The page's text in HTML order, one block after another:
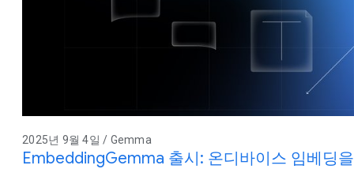
2025년 9월 4일 / Gemma
EmbeddingGemma 출시: 온디바이스 임베딩